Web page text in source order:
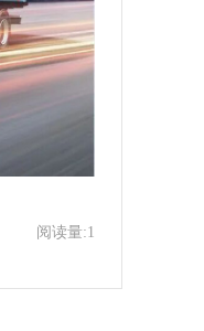
阅读量:1